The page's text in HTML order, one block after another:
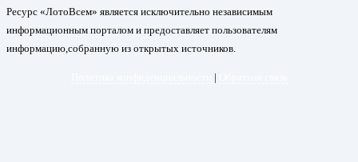
Ресурс «ЛотоВсем» является исключительно независимым
информационным порталом и предоставляет пользователям
информацию,собранную из открытых источников.
|